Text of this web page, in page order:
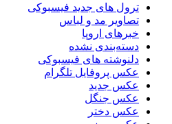
ترول های جدید فیسبوکی
تصاویر مد و لباس
خبرهای اروپا
دسته‌بندی نشده
دلنوشته های فیسبوکی
عکس پروفایل تلگرام
عکس جدید
عکس جنگل
عکس دختر